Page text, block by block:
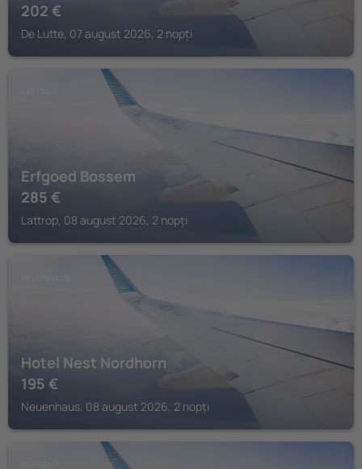
202 €
De Lutte, 07 august 2026, 2 nopți
Erfgoed Bossem
285 €
Lattrop, 08 august 2026, 2 nopți
Hotel Nest Nordhorn
195 €
Neuenhaus, 08 august 2026, 2 nopți